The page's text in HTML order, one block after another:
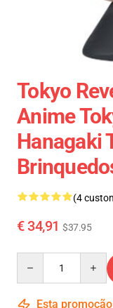
Tokyo
Anime
Hanagaki
(4
€ 34,91 $37.95
Esta